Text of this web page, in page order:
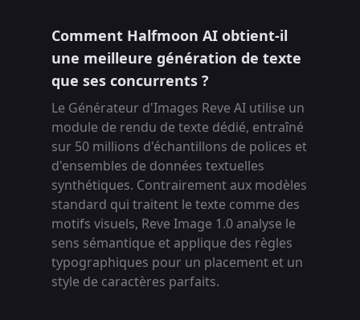
Comment Halfmoon AI obtient-il
une meilleure génération de texte
que ses concurrents ?
Le Générateur d'Images Reve AI utilise un
module de rendu de texte dédié, entraîné
sur 50 millions d'échantillons de polices et
d'ensembles de données textuelles
synthétiques. Contrairement aux modèles
standard qui traitent le texte comme des
motifs visuels, Reve Image 1.0 analyse le
sens sémantique et applique des règles
typographiques pour un placement et un
style de caractères parfaits.